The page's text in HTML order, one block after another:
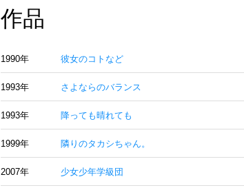
作品
1990年 彼女のコトなど
1993年 さよならのバランス
1993年 降っても晴れても
1999年 隣りのタカシちゃん。
2007年 少女少年学級団